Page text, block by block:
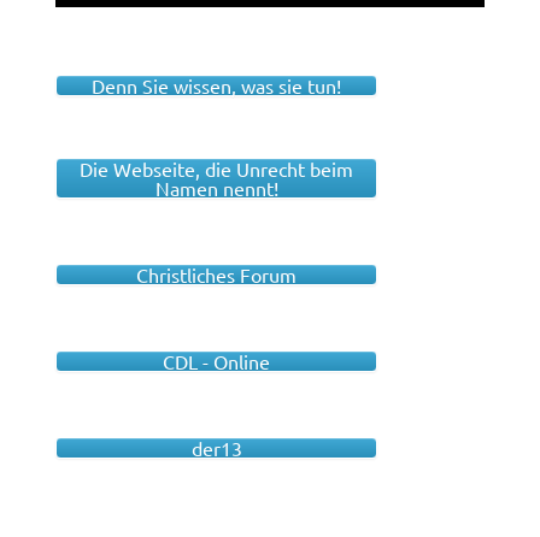
Denn Sie wissen, was sie tun!
Die Webseite, die Unrecht beim
Namen nennt!
Christliches Forum
CDL - Online
der13